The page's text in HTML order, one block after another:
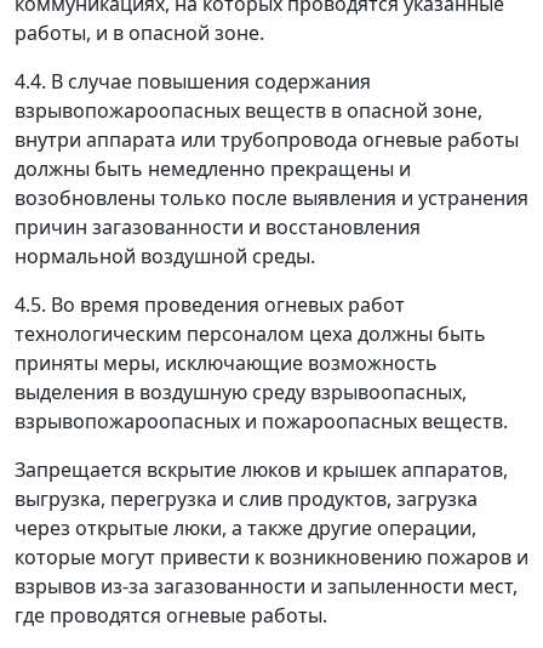
работы, и в опасной зоне.
4.4. В случае повышения содержания
взрывопожароопасных веществ в опасной зоне,
внутри аппарата или трубопровода огневые работы
должны быть немедленно прекращены и
возобновлены только после выявления и устранения
причин загазованности и восстановления
нормальной воздушной среды.
4.5. Во время проведения огневых работ
технологическим персоналом цеха должны быть
приняты меры, исключающие возможность
выделения в воздушную среду взрывоопасных,
взрывопожароопасных и пожароопасных веществ.
Запрещается вскрытие люков и крышек аппаратов,
выгрузка, перегрузка и слив продуктов, загрузка
через открытые люки, а также другие операции,
которые могут привести к возникновению пожаров и
взрывов из-за загазованности и запыленности мест,
где проводятся огневые работы.